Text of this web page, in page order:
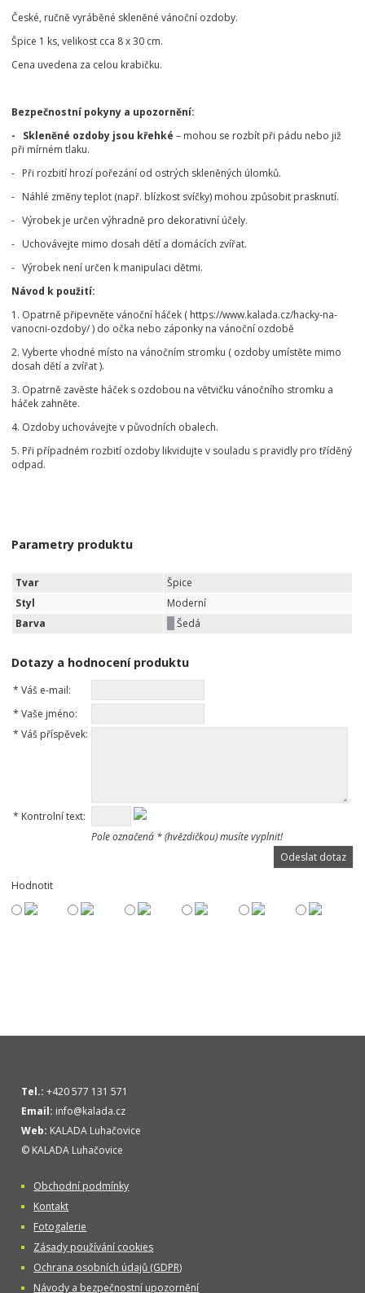
České, ručně vyráběné skleněné vánoční ozdoby.
Špice 1 ks, velikost cca 8 x 30 cm.
Cena uvedena za celou krabičku.
Bezpečnostní pokyny a upozornění:
- Skleněné ozdoby jsou křehké – mohou se rozbít při pádu nebo již
při mírném tlaku.
- Při rozbití hrozí pořezání od ostrých skleněných úlomků.
- Náhlé změny teplot (např. blízkost svíčky) mohou způsobit prasknutí.
- Výrobek je určen výhradně pro dekorativní účely.
- Uchovávejte mimo dosah dětí a domácích zvířat.
- Výrobek není určen k manipulaci dětmi.
Návod k použití:
1. Opatrně připevněte vánoční háček ( https://www.kalada.cz/hacky-na-
vanocni-ozdoby/ ) do očka nebo záponky na vánoční ozdobě
2. Vyberte vhodné místo na vánočním stromku ( ozdoby umístěte mimo
dosah dětí a zvířat ).
3. Opatrně zavěste háček s ozdobou na větvičku vánočního stromku a
háček zahněte.
4. Ozdoby uchovávejte v původních obalech.
5. Při případném rozbití ozdoby likvidujte v souladu s pravidly pro tříděný
odpad.
Parametry produktu
Tvar
Špice
Styl
Moderní
Barva
Šedá
Dotazy a hodnocení produktu
* Váš e-mail:
* Vaše jméno:
* Váš příspěvek:
* Kontrolní text:
Pole označená * (hvězdičkou) musíte vyplnit!
Hodnotit
Tel.: +420 577 131 571
Email: info@kalada.cz
Web: KALADA Luhačovice
© KALADA Luhačovice
Obchodní podmínky
Kontakt
Fotogalerie
Zásady používání cookies
Ochrana osobních údajů (GDPR)
Návody a bezpečnostní upozornění